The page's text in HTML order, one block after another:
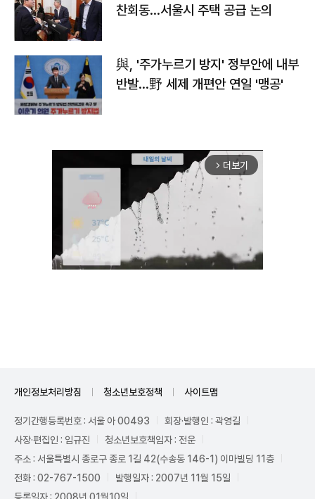
찬회동...서울시 주택 공급 논의
與, '주가누르기 방지' 정부안에 내부
반발…野 세제 개편안 연일 '맹공'
arrow_forward_ios 더보기
개인정보처리방침 청소년보호정책 사이트맵
정기간행등록번호 : 서울 아 00493
회장·발행인 : 곽영길
사장·편집인 : 임규진
청소년보호책임자 : 전운
주소 : 서울특별시 종로구 종로 1길 42(수송동 146-1) 이마빌딩 11층
전화 : 02-767-1500
발행일자 : 2007년 11월 15일